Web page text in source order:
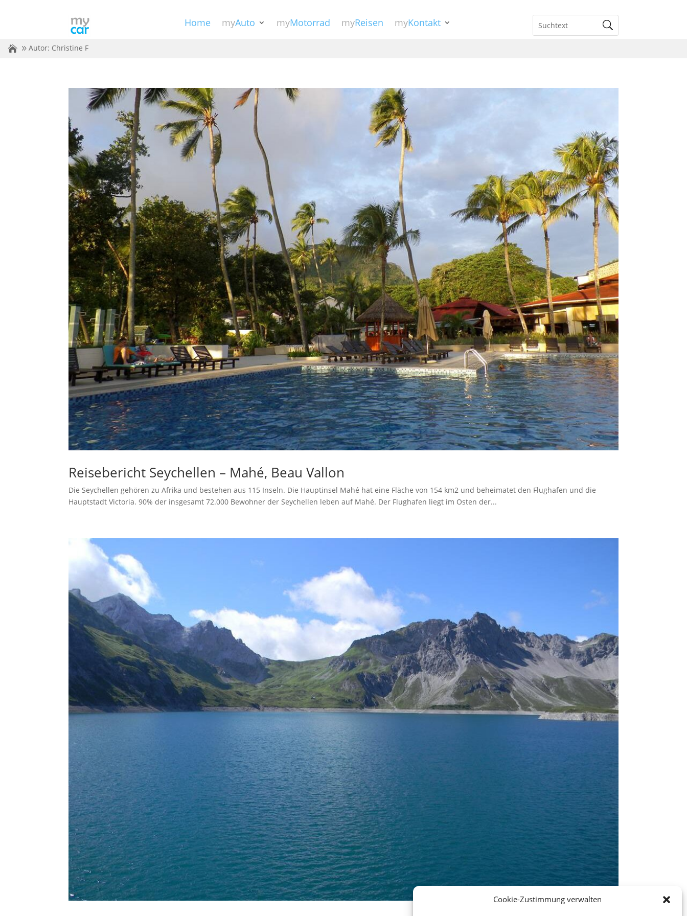
Cookie-Zustimmung verwalten
Home myAuto myMotorrad myReisen myKontakt
Autor: Christine F
Reisebericht Seychellen – Mahé, Beau Vallon
Die Seychellen gehören zu Afrika und bestehen aus 115 Inseln. Die Hauptinsel Mahé hat eine Fläche von 154 km2 und beheimatet den Flughafen und die
Hauptstadt Victoria. 90% der insgesamt 72.000 Bewohner der Seychellen leben auf Mahé. Der Flughafen liegt im Osten der...